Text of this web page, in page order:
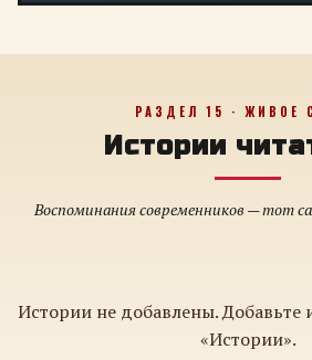
РАЗДЕЛ 15 · ЖИВОЕ
Истории
Воспоминания современников — тот
Истории не добавлены. Добавьте
«Истории».